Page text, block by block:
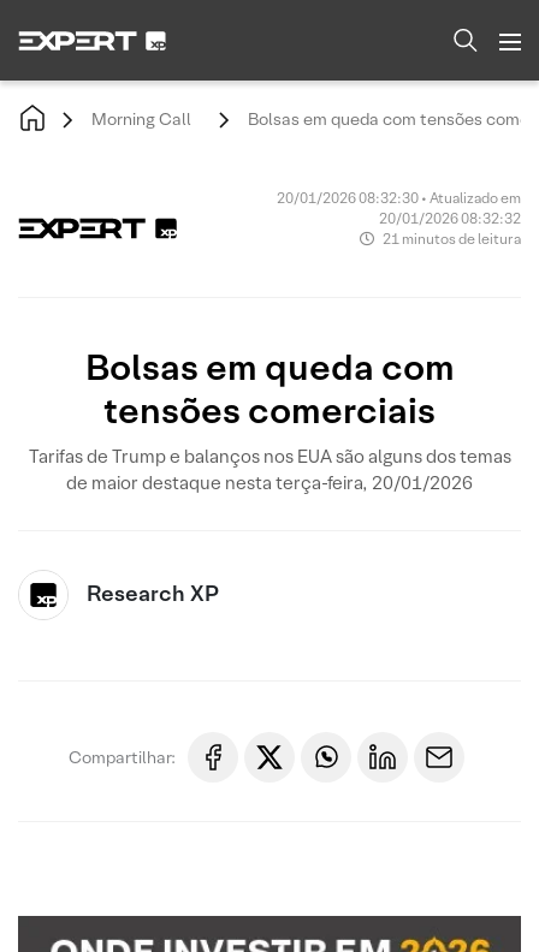
Morning Call Bolsas em queda com tensões
20/01/2026 08:32:30 • Atualizado em
20/01/2026 08:32:32
21 minutos de leitura
Bolsas em queda com
tensões comerciais
Tarifas de Trump e balanços nos EUA são alguns dos temas
de maior destaque nesta terça-feira, 20/01/2026
Research XP
Compartilhar: